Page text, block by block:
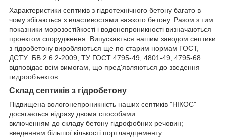
Характеристики септиків з гідротехнічного бетону багато в
чому збігаються з властивостями важкого бетону. Разом з тим
показники морозостійкості і водонепроникності визначаються
проектом спорудження. Випускається нашим заводом септики
з гідробетону виробляються ще по старим нормам ГОСТ,
ДСТУ: БВ 2.6.2-2009; ТУ ГОСТ 4795-49; 4801-49; 4795-68
відповідає всім вимогам, що пред'являються до зведення
гидрообъектов.
Склад септиків з гідробетону
Підвищена вологонепроникність наших септиків "НІКОС"
досягається відразу двома способами:
включенням до складу бетону гідрофобних речовин;
введенням більшої кількості портландцементу.